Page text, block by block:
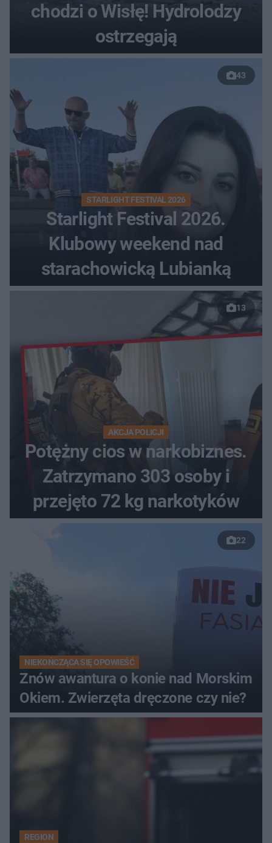
chodzi o Wisłę! Hydrolodzy
ostrzegają
43
STARLIGHT FESTIVAL 2026
Starlight Festival 2026.
Klubowy weekend nad
starachowicką Lubianką
13
AKCJA POLICJI
Potężny cios w narkobiznes.
Zatrzymano 303 osoby i
przejęto 72 kg narkotyków
22
NIEKOŃCZĄCA SIĘ OPOWIEŚĆ
Znów awantura o konie nad Morskim
Okiem. Zwierzęta dręczone czy nie?
REGION